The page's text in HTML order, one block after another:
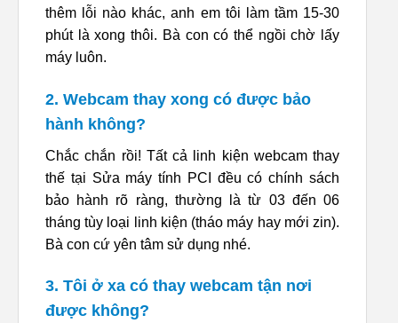
thêm lỗi nào khác, anh em tôi làm tầm 15-30
phút là xong thôi. Bà con có thể ngồi chờ lấy
máy luôn.
2. Webcam thay xong có được bảo
hành không?
Chắc chắn rồi! Tất cả linh kiện webcam thay
thế tại Sửa máy tính PCI đều có chính sách
bảo hành rõ ràng, thường là từ 03 đến 06
tháng tùy loại linh kiện (tháo máy hay mới zin).
Bà con cứ yên tâm sử dụng nhé.
3. Tôi ở xa có thay webcam tận nơi
được không?